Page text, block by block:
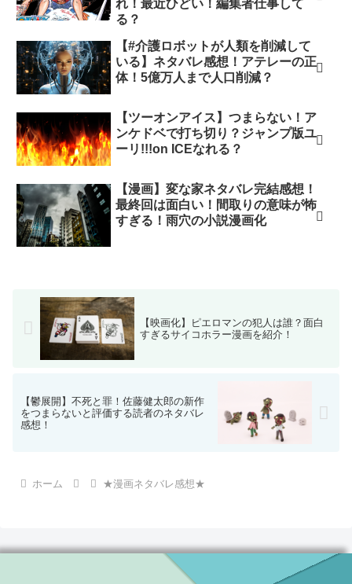
れ！最近ひどい！編集者仕事して
る？
【#介護ロボットが人類を削減して
いる】ネタバレ感想！アテレーの正
体！5億万人まで人口削減？
【ツーオンアイス】つまらない！ア
ンケドベで打ち切り？ジャンプ版ユ
ーリ!!!on ICEなれる？
【漫画】変な家ネタバレ完結感想！
最終回は面白い！間取りの意味が怖
すぎる！雨穴の小説漫画化
【映画化】ピエロマンの犯人は誰？面白
すぎるサイコホラー漫画を紹介！
【鬱展開】不死と罪！佐藤健太郎の新作
をつまらないと評価する読者のネタバレ
感想！
ホーム ★漫画ネタバレ感想★